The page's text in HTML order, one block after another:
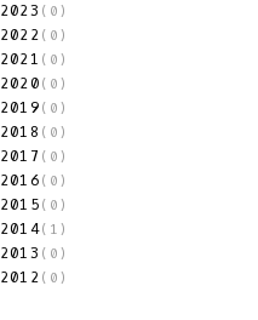
2023 (0)
2022 (0)
2021 (0)
2020 (0)
2019 (0)
2018 (0)
2017 (0)
2016 (0)
2015 (0)
2014(1)
2013 (0)
2012 (0)